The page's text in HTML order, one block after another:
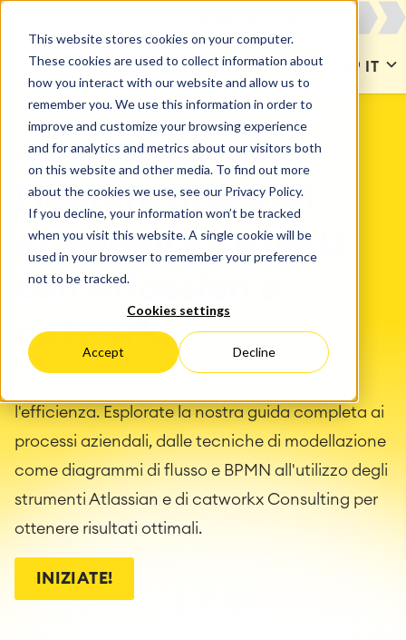
This website stores cookies on your computer.
These cookies are used to collect information about
how you interact with our website and allow us to
remember you. We use this information in order to
improve and customize your browsing experience
and for analytics and metrics about our visitors both
on this website and other media. To find out more
about the cookies we use, see our Privacy Policy.
If you decline, your information won’t be tracked
when you visit this website. A single cookie will be
used in your browser to remember your preference
not to be tracked.
Cookies settings
Accept Decline
CONTACT US IT
SOLUZIONI Processi aziendali
Liberare processi
aziendali efficienti
con Atlassian e
catworkx
l'efficienza. Esplorate la nostra guida completa ai
processi aziendali, dalle tecniche di modellazione
come diagrammi di flusso e BPMN all'utilizzo degli
strumenti Atlassian e di catworkx Consulting per
ottenere risultati ottimali.
INIZIATE!